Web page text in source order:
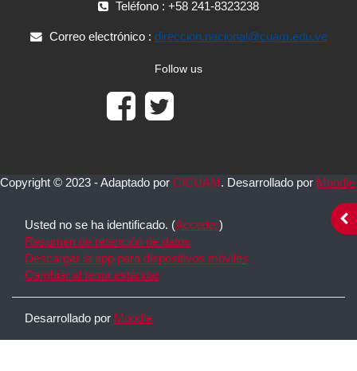
Teléfono : +58 241-8323238
Correo electrónico : direccion.nacional@cuam.edu.ve
Follow us
Copyright © 2023 - Adaptado por CICUAM . Desarrollado por Moodle
Usted no se ha identificado. (Acceder)
Resumen de retención de datos
Descargar la app para dispositivos móviles
Cambiar al tema estándar
Desarrollado por Moodle